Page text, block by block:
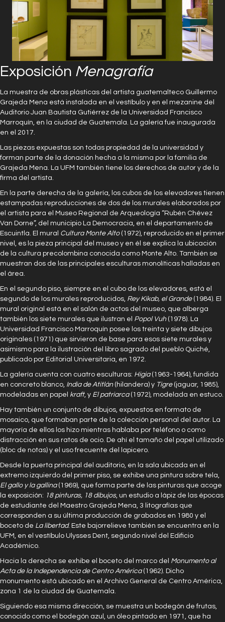
Exposición Menagrafía
La muestra de obras plásticas del artista guatemalteco Guillermo
Grajeda Mena está instalada en el vestíbulo y en el mezanine del
Auditorio Juan Bautista Gutiérrez de la Universidad Francisco
Marroquín, en la ciudad de Guatemala. La galería fue inaugurada
en el 2017.
Las piezas expuestas son todas propiedad de la universidad y
forman parte de la donación hecha a la misma por la familia de
Grajeda Mena. La UFM también tiene los derechos de autor y de la
firma del artista.
En la parte derecha de la galería, los cubos de los elevadores tienen
estampadas reproducciones de dos de los murales elaborados por
el artista para el Museo Regional de Arqueología “Rubén Chévez
Van Dorne”, del municipio La Democracia, en el departamento de
Escuintla. El mural Cultura Monte Alto(1972), reproducido en el primer
nivel, es la pieza principal del museo y en él se explica la ubicación
de la cultura precolombina conocida como Monte Alto. También se
muestran dos de las principales esculturas monolíticas halladas en
el área.
En el segundo piso, siempre en el cubo de los elevadores, está el
segundo de los murales reproducidos, Rey Kikab, el Grande(1984). El
mural original está en el salón de actos del museo, que alberga
también los siete murales que ilustran el Popol Vuh(1978). La
Universidad Francisco Marroquín posee los treinta y siete dibujos
originales (1971) que sirvieron de base para esos siete murales y
asimismo para la ilustración del libro sagrado del pueblo Quiché,
publicado por Editorial Universitaria, en 1972.
La galería cuenta con cuatro esculturas: Higia (1963-1964), fundida
en concreto blanco, India de Atitlán(hilandera) y Tigre (jaguar, 1985),
modeladas en papel kraft, y El patriarca(1972), modelada en estuco.
Hay también un conjunto de dibujos, expuestos en formato de
mosaico, que formaban parte de la colección personal del autor. La
mayoría de ellos los hizo mientras hablaba por teléfono o como
distracción en sus ratos de ocio. De ahí el tamaño del papel utilizado
(bloc de notas) y el uso frecuente del lapicero.
Desde la puerta principal del auditorio, en la sala ubicada en el
extremo izquierdo del primer piso, se exhibe una pintura sobre tela,
El gallo y la gallina(1969), que forma parte de las pinturas que acoge
la exposición: 18 pinturas, 18 dibujos, un estudio a lápiz de las épocas
de estudiante del Maestro Grajeda Mena, 3 litografías que
corresponden a su última producción de grabados en 1980 y el
boceto de La libertad. Este bajorrelieve también se encuentra en la
UFM, en el vestíbulo Ulysses Dent, segundo nivel del Edificio
Académico.
Hacia la derecha se exhibe el boceto del marco del Monumento al
Acta de la Independencia de Centro América(1962). Dicho
monumento está ubicado en el Archivo General de Centro América,
zona 1 de la ciudad de Guatemala.
Siguiendo esa misma dirección, se muestra un bodegón de frutas,
conocido como el bodegón azul, un óleo pintado en 1971, que ha